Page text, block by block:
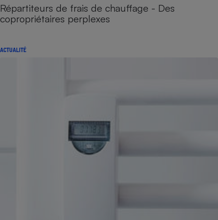
Répartiteurs de frais de chauffage - Des
copropriétaires perplexes
ACTUALITÉ